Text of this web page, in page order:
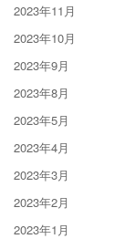
2023年11月
2023年10月
2023年9月
2023年8月
2023年5月
2023年4月
2023年3月
2023年2月
2023年1月